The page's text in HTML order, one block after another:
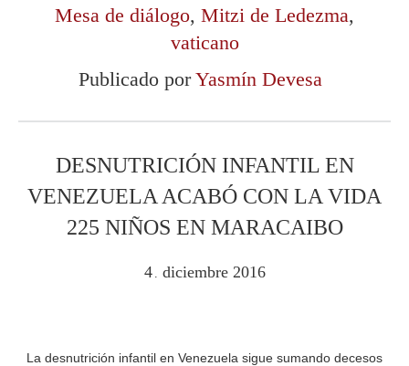
Mesa de diálogo, Mitzi de Ledezma,
vaticano
Publicado porYasmín Devesa
DESNUTRICIÓN INFANTIL EN
VENEZUELA ACABÓ CON LA VIDA
225 NIÑOS EN MARACAIBO
4 . diciembre 2016
La desnutrición infantil en Venezuela sigue sumando decesos